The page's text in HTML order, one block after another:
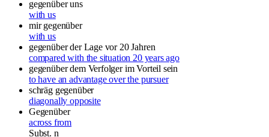
gegenüber uns
with us
mir gegenüber
with us
gegenüber der Lage vor 20 Jahren
compared with the situation 20 years ago
gegenüber dem Verfolger im Vorteil sein
to have an advantage over the pursuer
schräg gegenüber
diagonally opposite
Gegenüber
across from
Subst. n